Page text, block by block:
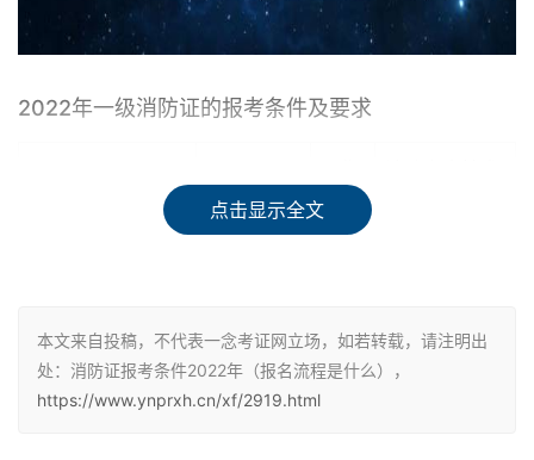
2022年一级消防证的报考条件及要求
专业
年限
大专
消防工程
相关专业
7年
点击显示全文
本文来自投稿，不代表一念考证网立场，如若转载，请注明出
处：消防证报考条件2022年（报名流程是什么），
https://www.ynprxh.cn/xf/2919.html